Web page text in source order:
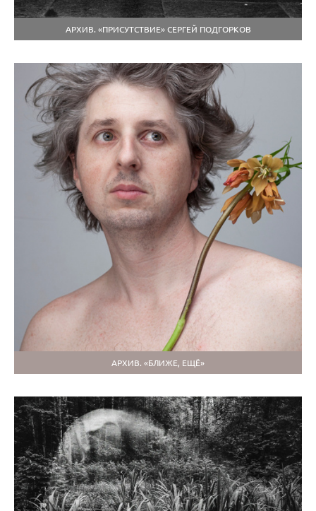
АРХИВ. «ПРИСУТСТВИЕ» СЕРГЕЙ ПОДГОРКОВ
АРХИВ. «БЛИЖЕ, ЕЩЁ»